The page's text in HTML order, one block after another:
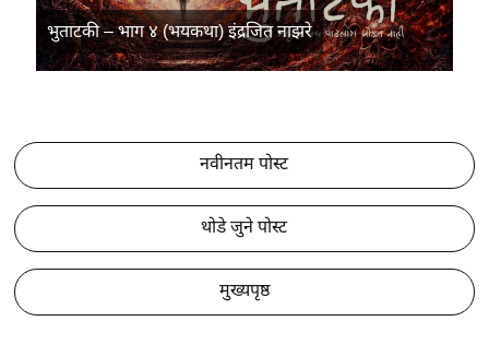
भुताटकी – भाग ४ (भयकथा) इंद्रजित नाझरे
नवीनतम पोस्ट
थोडे जुने पोस्ट
मुख्यपृष्ठ